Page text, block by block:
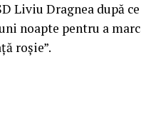
Liviu Dragnea după ce
noapte pentru a
roșie”.